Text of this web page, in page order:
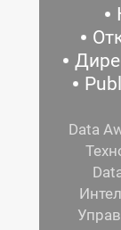
Data